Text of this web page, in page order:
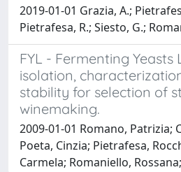
2019-01-01 Grazia, A.;
Pietrafesa, R.; Siesto, G.;
FYL - Fermenting
isolation,
stability for selection of
winemaking.
2009-01-01 Romano, Patrizia;
Poeta, Cinzia; Pietrafesa,
Carmela; Romaniello,